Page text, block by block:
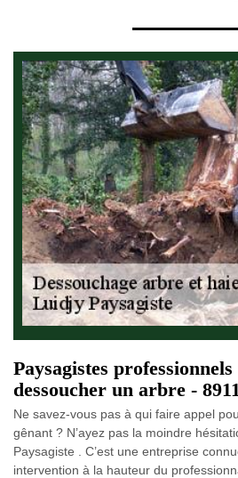
Paysagistes
dessoucher un arbre -
Ne savez-vous pas à qui faire appel
gênant ? N’ayez pas la moindre
Paysagiste . C’est une entreprise
intervention à la hauteur du